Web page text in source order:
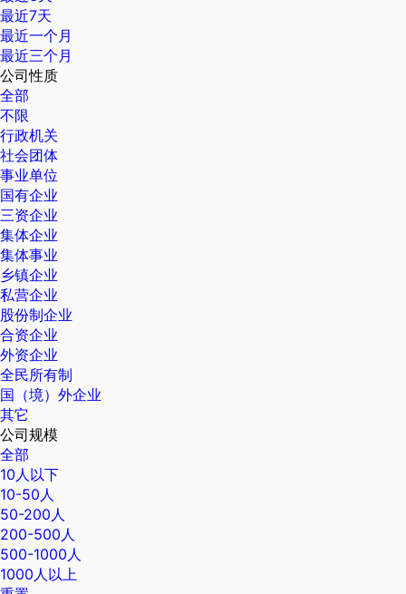
最近7天
最近一个月
最近三个月
公司性质
全部
不限
行政机关
社会团体
事业单位
国有企业
三资企业
集体企业
集体事业
乡镇企业
私营企业
股份制企业
合资企业
外资企业
全民所有制
国（境）外企业
其它
公司规模
全部
10人以下
10-50人
50-200人
200-500人
500-1000人
1000人以上